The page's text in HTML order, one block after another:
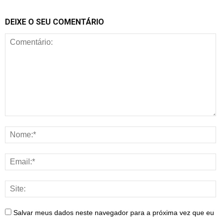
DEIXE O SEU COMENTÁRIO
Salvar meus dados neste navegador para a próxima vez que eu